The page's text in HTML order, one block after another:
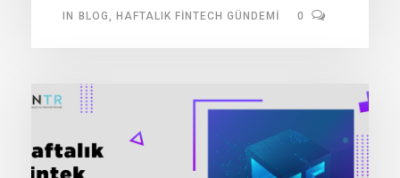
IN BLOG HAFTALIK FINTECH GÜNDEMI 0